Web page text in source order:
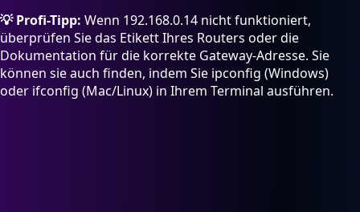
💡 Profi-Tipp: Wenn 192.168.0.14 nicht funktioniert,
überprüfen Sie das Etikett Ihres Routers oder die
Dokumentation für die korrekte Gateway-Adresse. Sie
können sie auch finden, indem Sie ipconfig (Windows)
oder ifconfig (Mac/Linux) in Ihrem Terminal ausführen.